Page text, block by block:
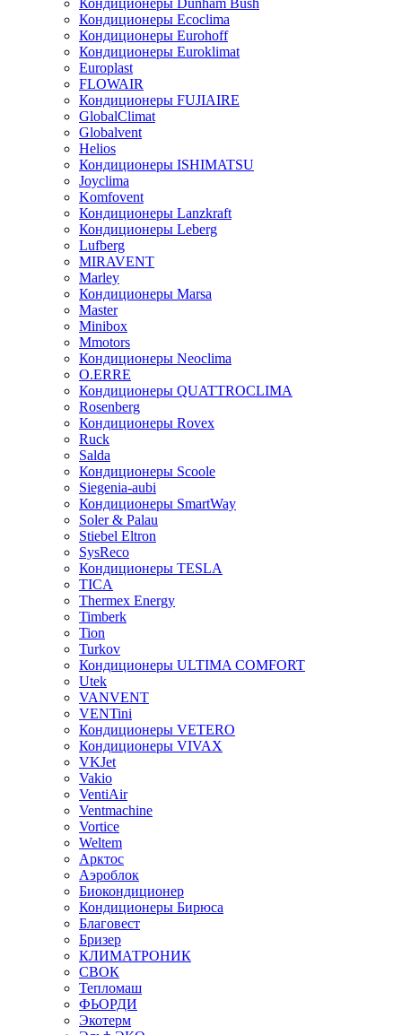
Кондиционеры Dunham Bush
Кондиционеры Ecoclima
Кондиционеры Eurohoff
Кондиционеры Euroklimat
Europlast
FLOWAIR
Кондиционеры FUJIAIRE
GlobalClimat
Globalvent
Helios
Кондиционеры ISHIMATSU
Joyclima
Komfovent
Кондиционеры Lanzkraft
Кондиционеры Leberg
Lufberg
MIRAVENT
Marley
Кондиционеры Marsa
Master
Minibox
Mmotors
Кондиционеры Neoclima
O.ERRE
Кондиционеры QUATTROCLIMA
Rosenberg
Кондиционеры Rovex
Ruck
Salda
Кондиционеры Scoole
Siegenia-aubi
Кондиционеры SmartWay
Soler & Palau
Stiebel Eltron
SysReco
Кондиционеры TESLA
TICA
Thermex Energy
Timberk
Tion
Turkov
Кондиционеры ULTIMA COMFORT
Utek
VANVENT
VENTini
Кондиционеры VETERO
Кондиционеры VIVAX
VKJet
Vakio
VentiAir
Ventmachine
Vortice
Weltem
Арктос
Аэроблок
Биокондиционер
Кондиционеры Бирюса
Благовест
Бризер
КЛИМАТРОНИК
СВОК
Тепломаш
ФЬОРДИ
Экотерм